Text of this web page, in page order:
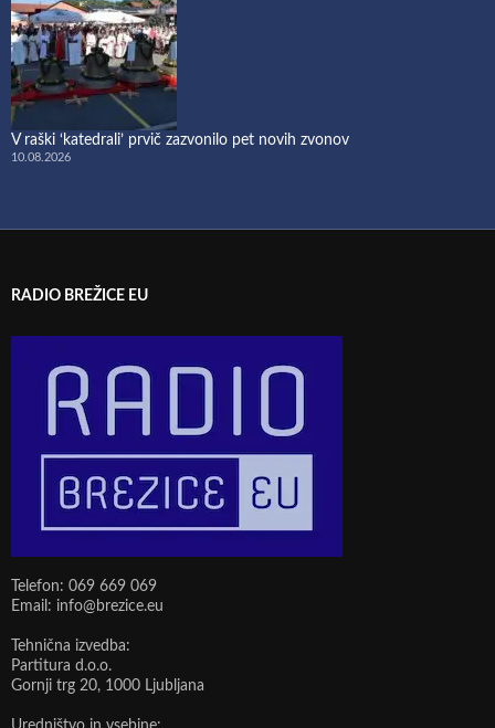
​V raški ‘katedrali’ prvič zazvonilo pet novih zvonov
10.08.2026
RADIO BREŽICE EU
Telefon: 069 669 069
Email: info@brezice.eu
Tehnična izvedba:
Partitura d.o.o.
Gornji trg 20, 1000 Ljubljana